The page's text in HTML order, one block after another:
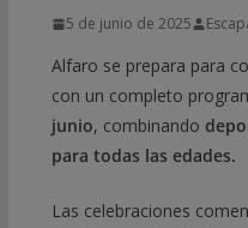
5 de junio de 2025
Alfaro se prepara para
con un completo
junio, combinando
para todas las edades.
Las celebraciones